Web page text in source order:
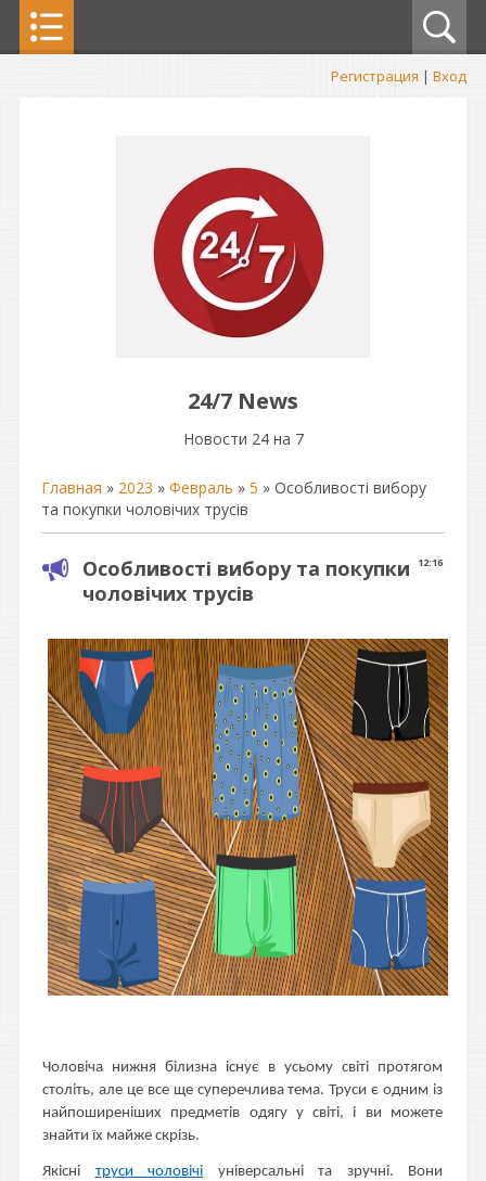
Регистрация | Вход
24/7 News
Новости 24 на 7
Главная » 2023 » Февраль » 5 » Особливості вибору
та покупки чоловічих трусів
12:16
Особливості вибору та покупки
чоловічих трусів
Чоловіча нижня білизна існує в усьому світі протягом
століть, але це все ще суперечлива тема. Труси є одним із
найпоширеніших предметів одягу у світі, і ви можете
знайти їх майже скрізь.
Якісні труси чоловічі універсальні та зручні. Вони